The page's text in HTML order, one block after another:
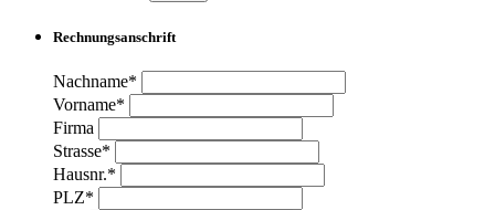
Rechnungsanschrift
Nachname*
Vorname*
Firma
Strasse*
Hausnr.*
PLZ*